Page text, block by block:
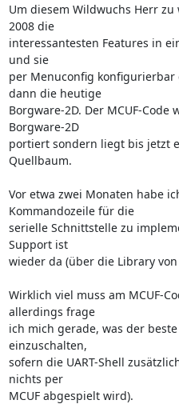
Um diesem Wildwuchs Herr
2008 die
interessantesten Features in
und sie
per Menuconfig
dann die heutige
Borgware-2D. Der MCUF-
Borgware-2D
portiert sondern liegt bis jetzt
Quellbaum.
Vor etwa zwei Monaten habe
Kommandozeile für die
serielle Schnittstelle zu
Support ist
wieder da (über die Library von
Wirklich viel muss am MCUF-
allerdings frage
ich mich gerade, was der
einzuschalten,
sofern die UART-Shell
nichts per
MCUF abgespielt wird).